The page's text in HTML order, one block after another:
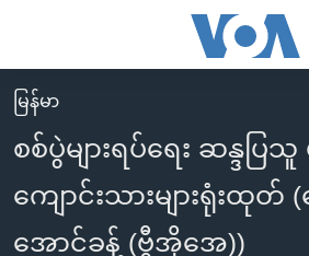
လွယ်ကူ
စေ
သည့်
မူလစာမျက်နှာ
မြန်မာ
ကမ္ဘာ့သတင်းများ
နိုင်ငံတကာ
မြန်မာ
စစ်ပွဲများရပ်ရေး ဆန္ဒပ
ကျောင်းသားများရုံးထု
အောင်ခန့် (ဗွီအိုအေ))